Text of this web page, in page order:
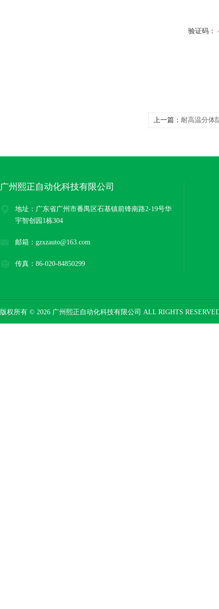
验证码：
上一篇： 耐高温分体
广州熙正自动化科技有限公司
地址：广东省广州市番禺区石基镇前锋南路2-19号华
宇智创园1栋304
邮箱：gzxzauto@163.com
传真：86-020-84850299
版权所有 © 2026 广州熙正自动化科技有限公司 ALL RIGHTS